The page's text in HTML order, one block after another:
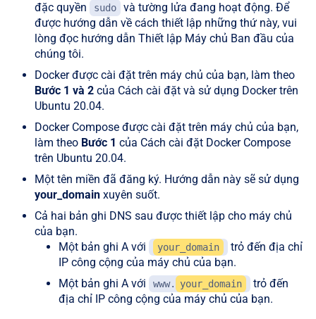
đặc quyền
sudo
và tường lửa đang hoạt động. Để
được hướng dẫn về cách thiết lập những thứ này, vui
lòng đọc hướng dẫn Thiết lập Máy chủ Ban đầu của
chúng tôi.
Docker được cài đặt trên máy chủ của bạn, làm theo
Bước 1 và 2 của Cách cài đặt và sử dụng Docker trên
Ubuntu 20.04.
Docker Compose được cài đặt trên máy chủ của bạn,
làm theo Bước 1 của Cách cài đặt Docker Compose
trên Ubuntu 20.04.
Một tên miền đã đăng ký. Hướng dẫn này sẽ sử dụng
your_domain xuyên suốt.
Cả hai bản ghi DNS sau được thiết lập cho máy chủ
của bạn.
Một bản ghi A với
your_domain
trỏ đến địa chỉ
IP công cộng của máy chủ của bạn.
Một bản ghi A với
www. your_domain
trỏ đến
địa chỉ IP công cộng của máy chủ của bạn.